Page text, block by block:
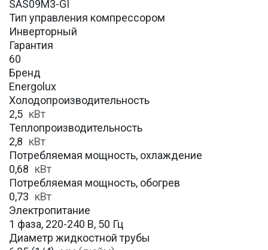
SAS09M3-GI
Тип управления компрессором
Инверторный
Гарантия
60
Бренд
Energolux
Холодопроизводительность
2,5 кВт
Теплопроизводительность
2,8 кВт
Потребляемая мощность, охлаждение
0,68 кВт
Потребляемая мощность, обогрев
0,73 кВт
Электропитание
1 фаза, 220-240 В, 50 Гц
Диаметр жидкостной трубы